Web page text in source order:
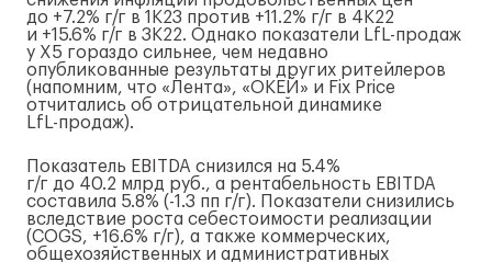
до +7.2% г/г в 1К23 против +11.2% г/г в 4К22
и +15.6% г/г в 3К22. Однако показатели LfL-продаж
у X5 гораздо сильнее, чем недавно
опубликованные результаты других ритейлеров
(напомним, что «Лента», «ОКЕЙ» и Fix Price
отчитались об отрицательной динамике
LfL-продаж).
Показатель EBITDA снизился на 5.4%
г/г до 40.2 млрд руб., а рентабельность EBITDA
составила 5.8% (-1.3 пп г/г). Показатели снизились
вследствие роста себестоимости реализации
(COGS, +16.6% г/г), а также коммерческих,
общехозяйственных и административных